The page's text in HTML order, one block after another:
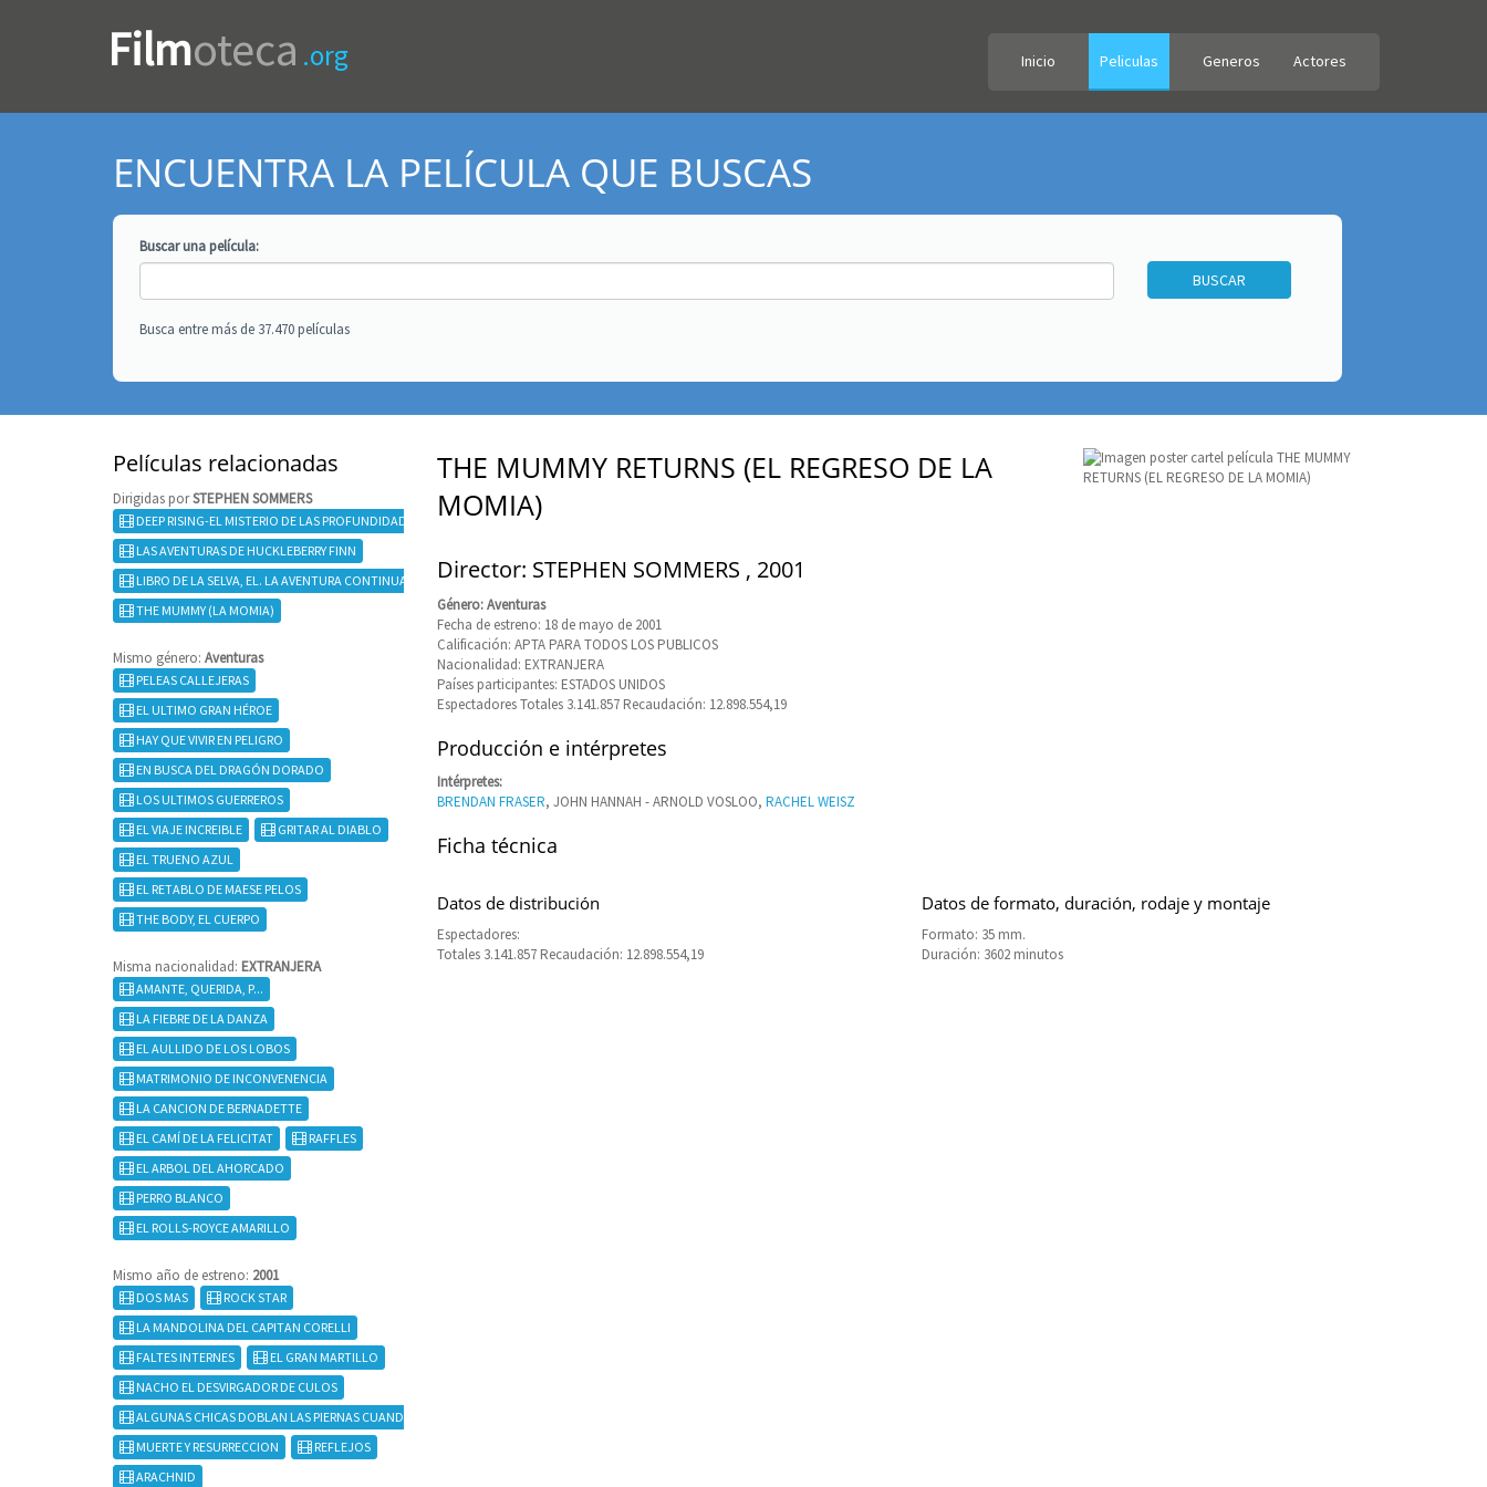
Filmoteca .org Inicio Peliculas Generos Actores
ENCUENTRA LA PELÍCULA QUE BUSCAS
Buscar unapelícula:
Busca entre más de 37.470 películas
Películas relacionadas
Dirigidas porSTEPHEN SOMMERS
DEEP RISING-EL MISTERIO DE LAS PROFUNDIDADES
LAS AVENTURAS DE HUCKLEBERRY FINN
LIBRO DE LA SELVA, EL. LA AVENTURA CONTINUA
THE MUMMY (LA MOMIA)
Mismo género: Aventuras
PELEAS CALLEJERAS
EL ULTIMO GRAN HÉROE
HAY QUE VIVIR EN PELIGRO
EN BUSCA DEL DRAGÓN DORADO
LOS ULTIMOS GUERREROS
EL VIAJE INCREIBLE
GRITAR AL DIABLO
EL TRUENO AZUL
EL RETABLO DE MAESE PELOS
THE BODY, EL CUERPO
Misma nacionalidad: EXTRANJERA
AMANTE, QUERIDA, P...
LA FIEBRE DE LA DANZA
EL AULLIDO DE LOS LOBOS
MATRIMONIO DE INCONVENENCIA
LA CANCION DE BERNADETTE
EL CAMÍ DE LA FELICITAT
RAFFLES
EL ARBOL DEL AHORCADO
PERRO BLANCO
EL ROLLS-ROYCE AMARILLO
Mismo año de estreno: 2001
DOS MAS
ROCK STAR
LA MANDOLINA DEL CAPITAN CORELLI
FALTES INTERNES
EL GRAN MARTILLO
NACHO EL DESVIRGADOR DE CULOS
ALGUNAS CHICAS DOBLAN LAS PIERNAS CUANDO HABLAN
MUERTE Y RESURRECCION
REFLEJOS
ARACHNID
THE MUMMY RETURNS (EL REGRESO DE LA
MOMIA)
Director: STEPHEN SOMMERS , 2001
Género: Aventuras
Fecha de estreno: 18 de mayo de 2001
Calificación: APTA PARA TODOS LOS PUBLICOS
Nacionalidad: EXTRANJERA
Países participantes: ESTADOS UNIDOS
Espectadores Totales 3.141.857 Recaudación: 12.898.554,19
Producción e intérpretes
Intérpretes:
BRENDAN FRASER, JOHN HANNAH - ARNOLD VOSLOO, RACHEL WEISZ
Ficha técnica
Datos de distribución
Espectadores:
Totales 3.141.857 Recaudación: 12.898.554,19
Datos de formato, duración, rodaje y montaje
Formato: 35 mm.
Duración: 3602 minutos